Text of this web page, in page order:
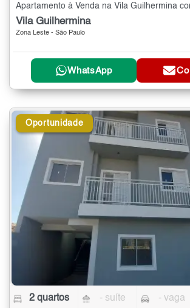
Apartamento à Venda na Vila Guilhermina
Vila Guilhermina
Zona Leste - São Paulo
WhatsApp
Oportunidade
2 quartos - suíte - vaga